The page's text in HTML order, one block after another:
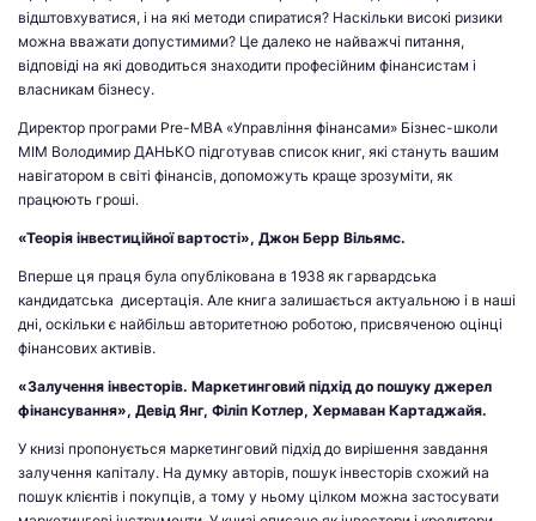
відштовхуватися, і на які методи спиратися? Наскільки високі ризики
можна вважати допустимими? Це далеко не найважчі питання,
відповіді на які доводиться знаходити професійним фінансистам і
власникам бізнесу.
Директор програми Pre-MBA «Управління фінансами» Бізнес-школи
МІМ Володимир ДАНЬКО підготував список книг, які стануть вашим
навігатором в світі фінансів, допоможуть краще зрозуміти, як
працюють гроші.
«Теорія інвестиційної вартості», Джон Берр Вільямс.
Вперше ця праця була опублікована в 1938 як гарвардська
кандидатська дисертація. Але книга залишається актуальною і в наші
дні, оскільки є найбільш авторитетною роботою, присвяченою оцінці
фінансових активів.
«Залучення інвесторів. Маркетинговий підхід до пошуку джерел
фінансування», Девід Янг, Філіп Котлер, Хермаван Картаджайя.
У книзі пропонується маркетинговий підхід до вирішення завдання
залучення капіталу. На думку авторів, пошук інвесторів схожий на
пошук клієнтів і покупців, а тому у ньому цілком можна застосувати